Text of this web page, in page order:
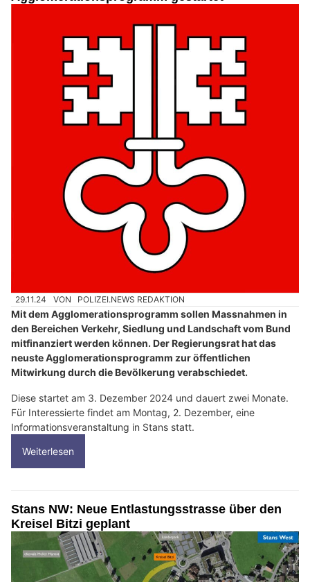
29.11.24 VON POLIZEI.NEWS REDAKTION
Mit dem Agglomerationsprogramm sollen Massnahmen in
den Bereichen Verkehr, Siedlung und Landschaft vom Bund
mitfinanziert werden können. Der Regierungsrat hat das
neuste Agglomerationsprogramm zur öffentlichen
Mitwirkung durch die Bevölkerung verabschiedet.
Diese startet am 3. Dezember 2024 und dauert zwei Monate.
Für Interessierte findet am Montag, 2. Dezember, eine
Informationsveranstaltung in Stans statt.
Weiterlesen
Stans NW: Neue Entlastungsstrasse über den
Kreisel Bitzi geplant